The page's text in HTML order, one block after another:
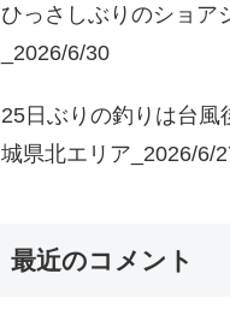
ひっさしぶりのショア
_2026/6/30
25日ぶりの釣りは台風
城県北エリア_2026/6/
最近のコメント